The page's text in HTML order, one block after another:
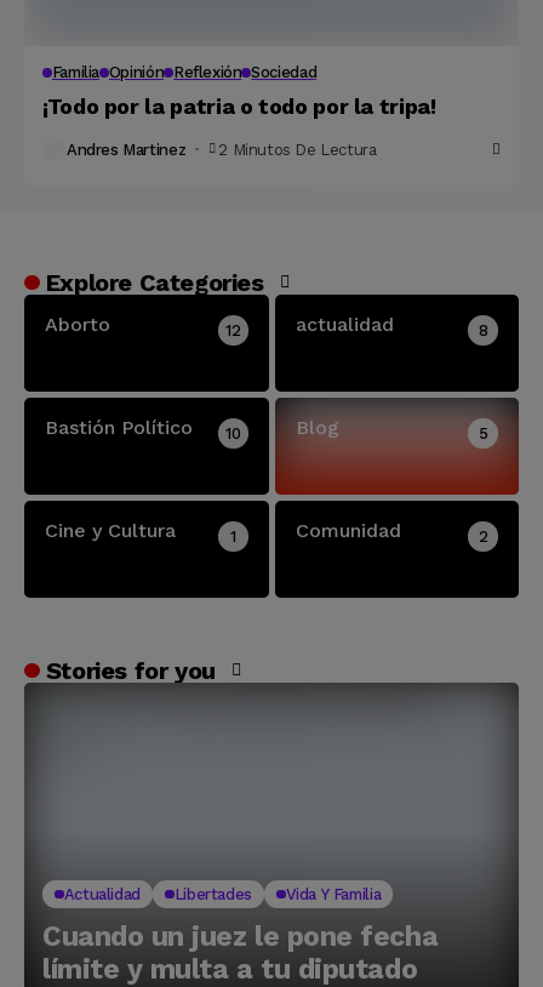
Familia Opinión Reflexión Sociedad
¡Todo por la patria o todo por la tripa!
Andres Martinez 2 Minutos De Lectura
Explore Categories
Aborto 12 actualidad 8
Bastión Político 10 Blog 5
Cine y Cultura 1 Comunidad 2
Stories for you
Actualidad Libertades Vida Y Familia
Cuando un juez le pone fecha
límite y multa a tu diputado